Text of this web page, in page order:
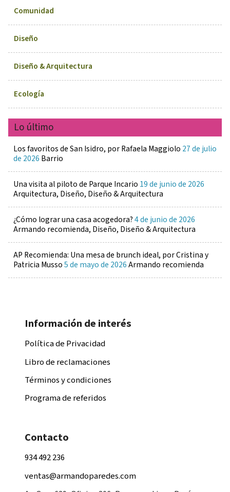
Comunidad
Diseño
Diseño & Arquitectura
Ecología
Lo último
Los favoritos de San Isidro, por Rafaela Maggiolo 27 de julio
de 2026 Barrio
Una visita al piloto de Parque Incario 19 de junio de 2026
Arquitectura, Diseño, Diseño & Arquitectura
¿Cómo lograr una casa acogedora?4 de junio de 2026
Armando recomienda, Diseño, Diseño & Arquitectura
AP Recomienda: Una mesa de brunch ideal, por Cristina y
Patricia Musso5 de mayo de 2026Armando recomienda
Información de interés
Política de Privacidad
Libro de reclamaciones
Términos y condiciones
Programa de referidos
Contacto
934 492 236
ventas@armandoparedes.com